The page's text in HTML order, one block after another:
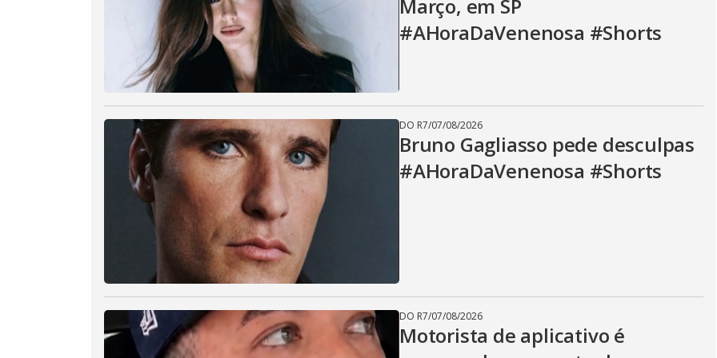
Março, em SP
#AHoraDaVenenosa #Shorts
DO R7/07/08/2026
Bruno Gagliasso pede desculpas
#AHoraDaVenenosa #Shorts
DO R7/07/08/2026
Motorista de aplicativo é